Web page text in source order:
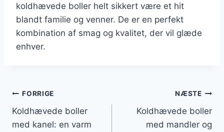
koldhævede boller helt sikkert være et hit
blandt familie og venner. De er en perfekt
kombination af smag og kvalitet, der vil glæde
enhver.
Indlægsnavigation
FORRIGE
Koldhævede boller
med kanel: en varm
NÆSTE
Koldhævede boller
med mandler og